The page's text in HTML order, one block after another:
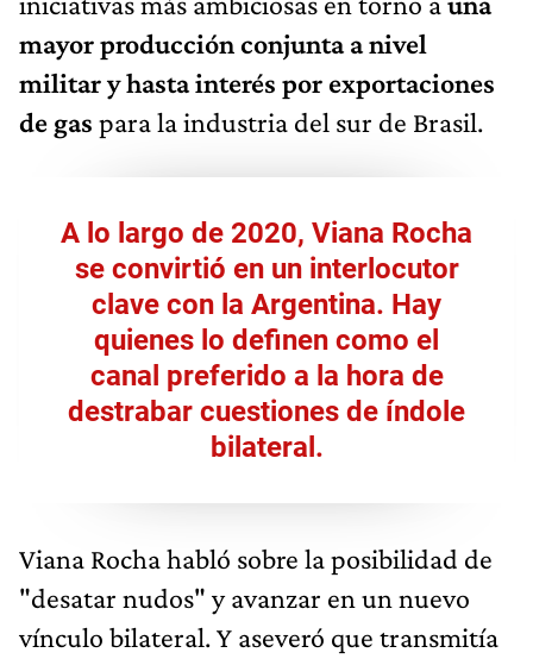
mayor producción conjunta a nivel
militar y hasta interés por exportaciones
de gas para la industria del sur de Brasil.
A lo largo de 2020, Viana Rocha
se convirtió en un interlocutor
clave con la Argentina. Hay
quienes lo definen como el
canal preferido a la hora de
destrabar cuestiones de índole
bilateral.
Viana Rocha habló sobre la posibilidad de
"desatar nudos" y avanzar en un nuevo
vínculo bilateral. Y aseveró que transmitía